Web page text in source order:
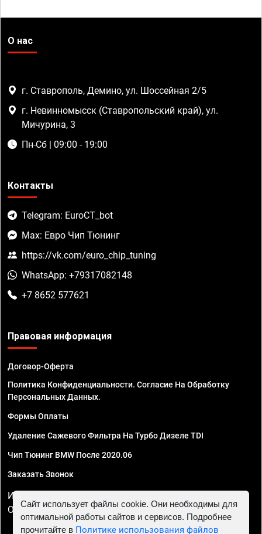
О нас
г. Ставрополь, Демино, ул. Шоссейная 2/5
г. Невинномысск (Ставропольский край), ул.
Мичурина, 3
Пн-Сб | 09:00 - 19:00
Контакты
Telegram: EuroCT_bot
Max: Евро Чип Тюнинг
https://vk.com/euro_chip_tuning
WhatsApp: +79317082148
+7 8652 577621
Правовая информация
Договор-Оферта
Политика Конфиденциальности. Согласие На Обработку
Персональных Данных.
Формы Оплаты
Удаление Сажевого Фильтра На Турбо Дизеле TDI
Чип Тюнинг BMW После 2020.06
Заказать Звонок
ИП Смирнов Георгий Павлович. ИНН 781302555843,
ОГРНИП 324470400032610
Сайт использует файлы cookie. Они необходимы для
оптимальной работы сайтов и сервисов. Подробнее
прочитайте в Политике использования файлов